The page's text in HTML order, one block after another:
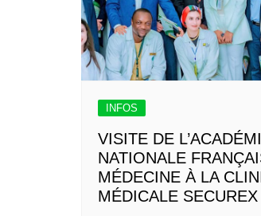
INFOS
VISITE DE
NATIONALE
MÉDECINE À LA
MÉDICALE SECUREX